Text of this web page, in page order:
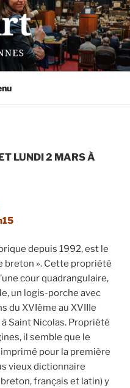
LUNDI 2 MARS À
depuis 1992, est le
breton ». Cette propriété
cour quadrangulaire,
un logis-porche avec
du XVIème au XVIIIe
Saint Nicolas. Propriété
il semble que le
pour la première
vieux dictionnaire
français et latin) y